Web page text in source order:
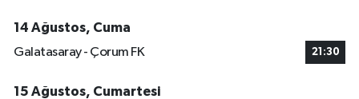
14 Ağustos, Cuma
Galatasaray - Çorum FK
21:30
15 Ağustos, Cumartesi